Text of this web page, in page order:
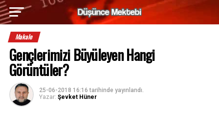
Makale
Gençlerimizi Büyüleyen Hangi
Görüntüler?
25-06-2018 16:16 tarihinde yayınlandı.
Yazar: Şevket Hüner